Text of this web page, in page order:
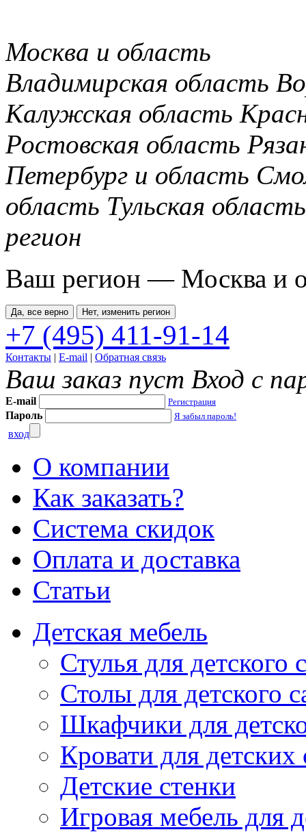
Москва и область
Владимирская область
Калужская область
Ростовская область
Петербург и область
область Тульская область
регион
Ваш регион — Москва и
Да, все верно Нет, изменить регион
+7 (495) 411-91-14
Контакты | E-mail | Обратная связь
Ваш заказ пуст Вход с
E-mail Регистрация
Пароль Я забыл пароль!
вход
О компании
Как заказать?
Система скидок
Оплата и доставка
Статьи
Детская мебель
Стулья для детского
Столы для детского
Шкафчики для
Кровати для детских
Детские стенки
Игровая мебель для